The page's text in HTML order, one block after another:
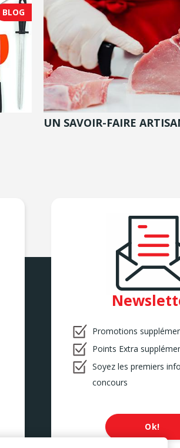
BLOG
UN SAVOIR-FAIRE
Promotions
Points Extra
Soyez les premiers
concours
Ok!